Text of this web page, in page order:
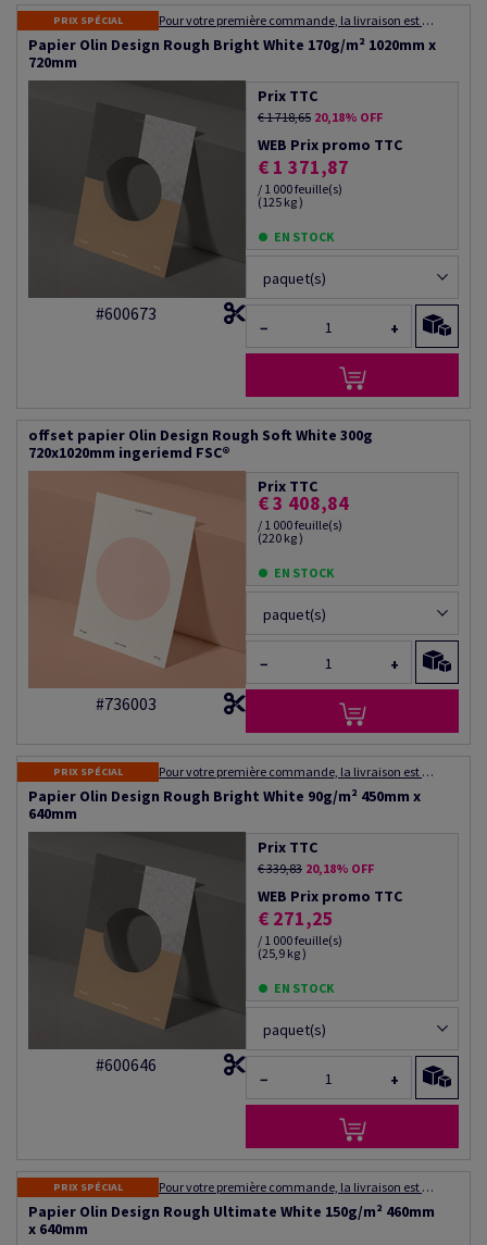
PRIX SPÉCIAL Pour votre première commande, la livraison est gratuite ! Expédition dans les 48 à 72 heures
Papier Olin Design Rough Bright White 170g/m² 1020mm x
720mm
#600673
Prix TTC
€ 1 718,65 20,18% OFF
WEB Prix promo TTC
€ 1 371,87
/ 1 000 feuille(s)
(125 kg )
EN STOCK
paquet(s)
− +
offset papier Olin Design Rough Soft White 300g
720x1020mm ingeriemd FSC®
#736003
Prix TTC
€ 3 408,84
/ 1 000 feuille(s)
(220 kg )
EN STOCK
paquet(s)
− +
PRIX SPÉCIAL Pour votre première commande, la livraison est gratuite ! Expédition dans les 48 à 72 heures
Papier Olin Design Rough Bright White 90g/m² 450mm x
640mm
#600646
Prix TTC
€ 339,83 20,18% OFF
WEB Prix promo TTC
€ 271,25
/ 1 000 feuille(s)
(25,9 kg )
EN STOCK
paquet(s)
− +
PRIX SPÉCIAL Pour votre première commande, la livraison est gratuite ! Expédition dans les 48 à 72 heures
Papier Olin Design Rough Ultimate White 150g/m² 460mm
x 640mm